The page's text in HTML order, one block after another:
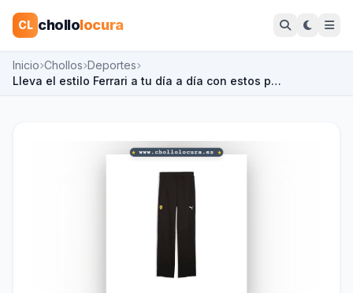
CL chollolocura
Inicio Chollos Deportes
Lleva el estilo Ferrari a tu día a día con estos p…